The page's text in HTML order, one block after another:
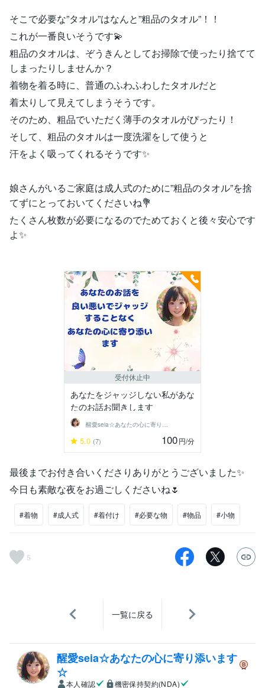
そこで必要な”タオル”はなんと”粗品のタオル”！！
これが一番良いそうです💫
粗品のタオルは、ぞうきんとしてお掃除で使ったり捨てて
しまったりしませんか？
着物を着る時に、普通のふわふわしたタオルだと
着太りして見えてしまうそうです。
そのため、粗品でいただく薄手のタオルがぴったり！
そして、粗品のタオルは一度洗濯をして使うと
汗をよく吸ってくれるそうです✨️
娘さんがいるご家庭は成人式のために”粗品のタオル”を捨
てずにとっておいてくださいね💐
たくさん枚数が必要になるのでためておくと後々安心です
よ✨️
受付休止中
あなたをジャッジしない私があな
たのお話お聞きします
醒愛seia☆あなたの心に寄り添います☆
5.0 (7) 100円/分
最後までお付き合いくださりありがとうございました✨️
今日も素敵な夜をお過ごしくださいね🌷
#着物 #成人式 #着付け #必要な物 #物品 #小物
5
一覧に戻る
醒愛seia☆あなたの心に寄り添います
☆
本人確認 機密保持契約(NDA)